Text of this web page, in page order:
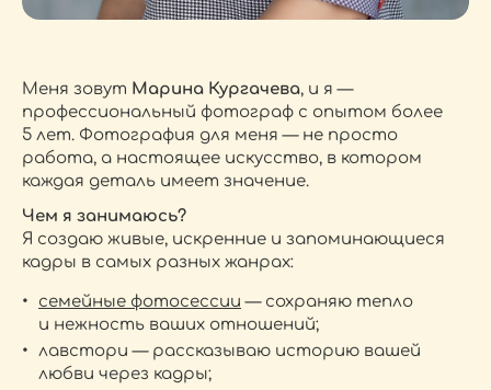
Меня зовут Марина Кургачева, и я —
профессиональный фотограф с опытом более
5 лет. Фотография для меня — не просто
работа, а настоящее искусство, в котором
каждая деталь имеет значение.
Чем я занимаюсь?
Я создаю живые, искренние и запоминающиеся
кадры в самых разных жанрах:
семейные фотосессии — сохраняю тепло
и нежность ваших отношений;
лавстори — рассказываю историю вашей
любви через кадры;